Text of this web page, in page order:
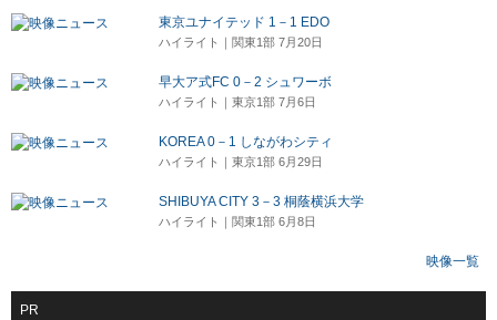
東京ユナイテッド 1－1 EDO
ハイライト｜関東1部 7月20日
早大ア式FC 0－2 シュワーボ
ハイライト｜東京1部 7月6日
KOREA 0－1 しながわシティ
ハイライト｜東京1部 6月29日
SHIBUYA CITY 3－3 桐蔭横浜大学
ハイライト｜関東1部 6月8日
映像一覧
PR